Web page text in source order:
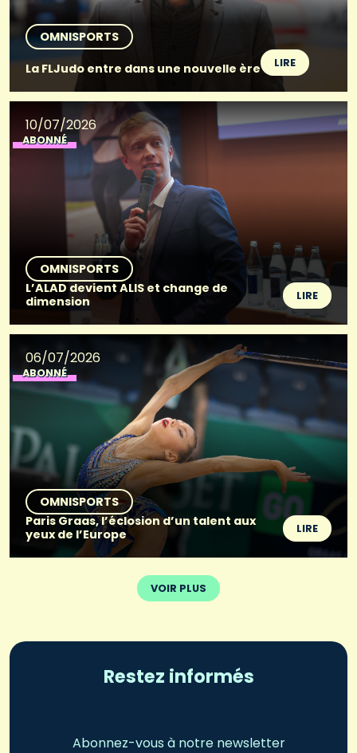
OMNISPORTS
La FLJudo entre dans une nouvelle ère
LIRE
10/07/2026
ABONNÉ
OMNISPORTS
L’ALAD devient ALIS et change de
dimension
LIRE
06/07/2026
ABONNÉ
OMNISPORTS
Paris Graas, l’éclosion d’un talent aux
yeux de l’Europe
LIRE
VOIR PLUS
Restez informés
Abonnez-vous à notre newsletter